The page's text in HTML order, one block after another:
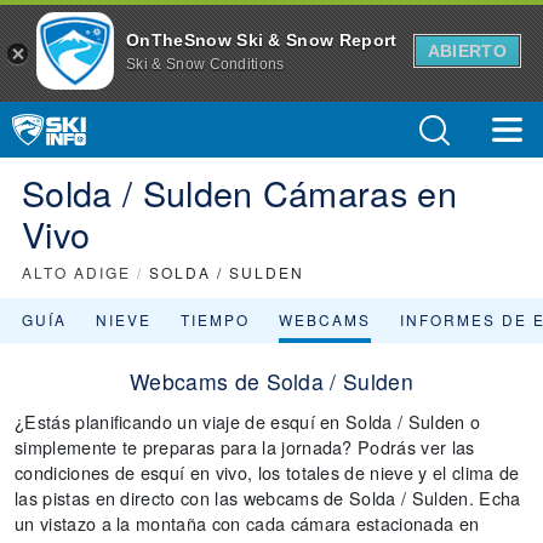
OnTheSnow Ski & Snow Report
Ski & Snow Conditions
ABIERTO
Solda / Sulden Cámaras en
Vivo
ALTO ADIGE / SOLDA / SULDEN
GUÍA NIEVE TIEMPO WEBCAMS INFORMES DE
Webcams de Solda / Sulden
¿Estás planificando un viaje de esquí en Solda / Sulden o
simplemente te preparas para la jornada? Podrás ver las
condiciones de esquí en vivo, los totales de nieve y el clima de
las pistas en directo con las webcams de Solda / Sulden. Echa
un vistazo a la montaña con cada cámara estacionada en